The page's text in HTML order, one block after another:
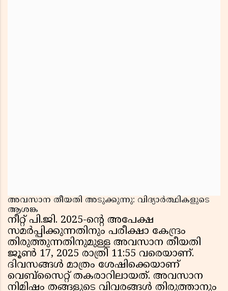
അവസാന തീയതി അടുക്കുന്നു: വിദ്യാർത്ഥികളുടെ
ആശങ്ക
നീറ്റ് പി.ജി. 2025-ൻ്റെ അപേക്ഷ
സമർപ്പിക്കുന്നതിനും പരീക്ഷാ കേന്ദ്രം
തിരുത്തുന്നതിനുമുള്ള അവസാന തീയതി
ജൂൺ 17, 2025 രാത്രി 11:55 വരെയാണ്.
ദിവസങ്ങൾ മാത്രം ശേഷിക്കെയാണ്
വെബ്സൈറ്റ് തകരാറിലായത്. അവസാന
നിമിഷം തങ്ങളുടെ വിവരങ്ങൾ തിരുത്താനും